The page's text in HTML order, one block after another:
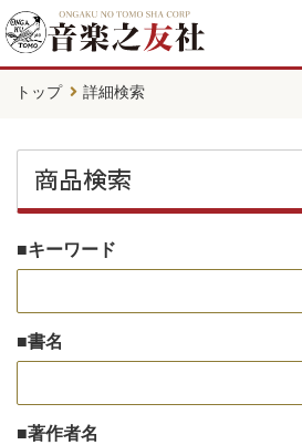
トップ 詳細検索
商品検索
キーワード
書名
著作者名